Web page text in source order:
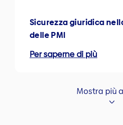
Sicurezza giuridica
delle PMI
Per saperne di più
Mostra più